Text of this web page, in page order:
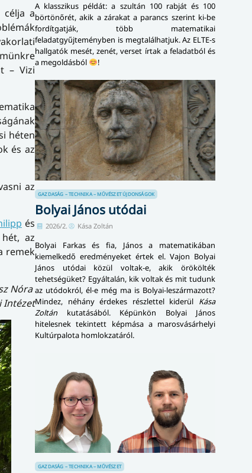
célja a
– Vizi
héten
és az
az
és
az
remek
Nóra
Intézet
A klasszikus példát: a szultán 100 rabját és 100
börtönőrét, akik a zárakat a parancs szerint ki-be
fordítgatják, több matematikai
feladatgyűjteményben is megtalálhatjuk. Az ELTE-s
hallgatók mesét, zenét, verset írtak a feladatból és
a megoldásból
!
GAZDASÁG – TECHNIKA – MŰVÉSZET ÚJDONSÁGOK
Bolyai János utódai
2026/2. Kása Zoltán
Bolyai Farkas és fia, János a matematikában
kiemelkedő eredményeket értek el. Vajon Bolyai
János utódai közül voltak-e, akik örökölték
tehetségüket? Egyáltalán, kik voltak és mit tudunk
az utódokról, él-e még ma is Bolyai-leszármazott?
Mindez, néhány érdekes részlettel kiderül Kása
Zoltán kutatásából. Képünkön Bolyai János
hitelesnek tekintett képmása a marosvásárhelyi
Kultúrpalota homlokzatáról.
GAZDASÁG – TECHNIKA – MŰVÉSZET